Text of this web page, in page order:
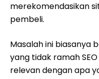
merekomendasikan
pembeli.
Masalah ini biasanya
yang tidak ramah
relevan dengan apa